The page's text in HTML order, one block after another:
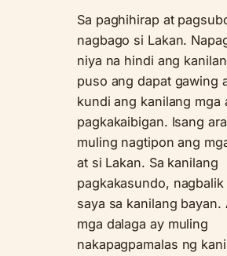
Sa paghihirap at
nagbago si Lakan.
niya na hindi ang
puso ang dapat gawing
kundi ang kanilang mga
pagkakaibigan. Isang
muling nagtipon ang
at si Lakan. Sa kanilang
pagkakasundo, nagbalik
saya sa kanilang bayan.
mga dalaga ay muling
nakapagpamalas ng